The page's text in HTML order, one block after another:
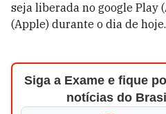
seja liberada no google Play
(Apple) durante o dia de hoje.
Siga a Exame e fique
notícias do